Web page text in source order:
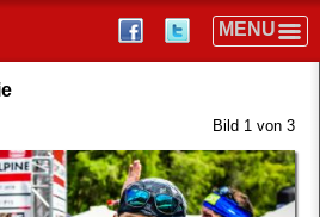
Bild 1 von 3